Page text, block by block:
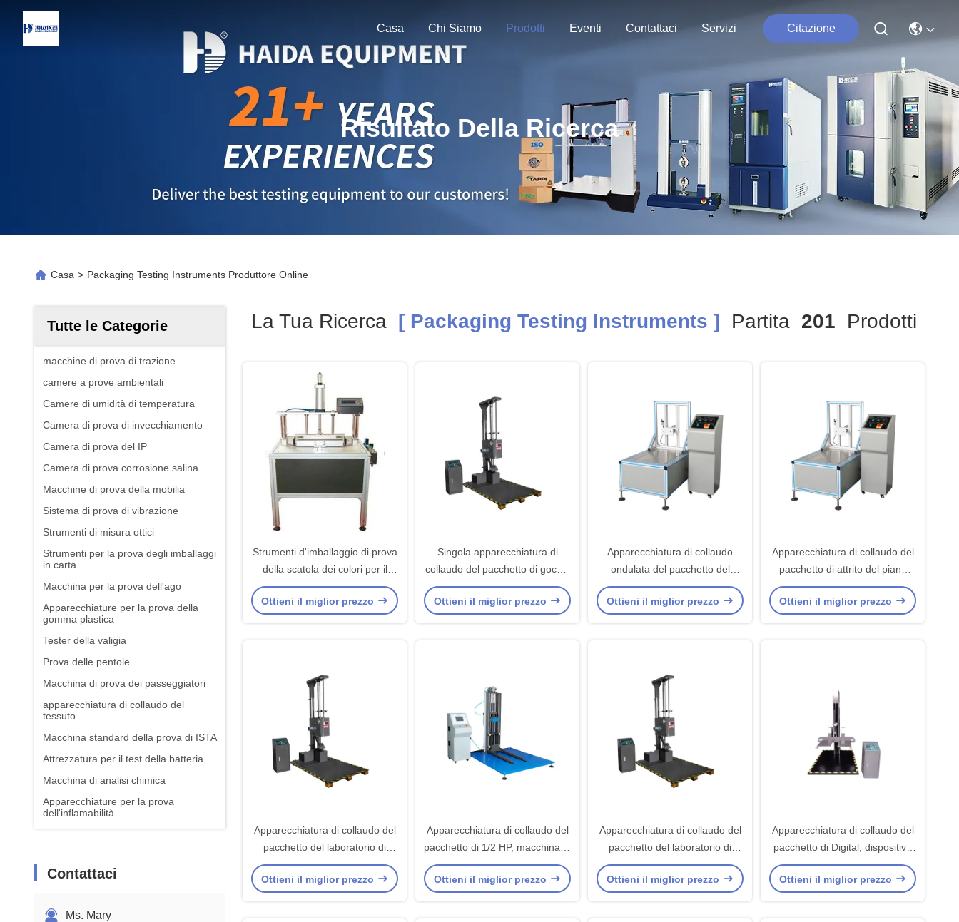
Casa Chi Siamo Prodotti Eventi Contattaci Servizi Citazione
Risultato Della Ricerca
Casa > Packaging Testing Instruments Produttore Online
Tutte le Categorie
macchine di prova di trazione
camere a prove ambientali
Camere di umidità di temperatura
Camera di prova di invecchiamento
Camera di prova del IP
Camera di prova corrosione salina
Macchine di prova della mobilia
Sistema di prova di vibrazione
Strumenti di misura ottici
Strumenti per la prova degli imballaggi
in carta
Macchina per la prova dell'ago
Apparecchiature per la prova della
gomma plastica
Tester della valigia
Prova delle pentole
Macchina di prova dei passeggiatori
apparecchiatura di collaudo del
tessuto
Macchina standard della prova di ISTA
Attrezzatura per il test della batteria
Macchina di analisi chimica
Apparecchiature per la prova
dell'inflamabilità
Contattaci
Ms. Mary
La Tua Ricerca[ Packaging Testing Instruments ] Partita 201 Prodotti
Strumenti d'imballaggio di prova
della scatola dei colori per il
contenitore di biancheria intima
della camicia della scarpa
Ottieni il miglior prezzo
Singola apparecchiatura di
collaudo del pacchetto di goccia
di Digital della colonna con
l'esposizione LCD del touch
Ottieni il miglior prezzo
Apparecchiatura di collaudo
ondulata del pacchetto del
cartone, macchina del tester di
attrito del piano inclinato
Ottieni il miglior prezzo
Apparecchiatura di collaudo del
pacchetto di attrito del piano
inclinato con controllo azionato
a motore
Ottieni il miglior prezzo
Apparecchiatura di collaudo del
pacchetto del laboratorio di
goccia di Digital con la singola
ala
Ottieni il miglior prezzo
Apparecchiatura di collaudo del
pacchetto di 1/2 HP, macchina di
prova di urto di 0-1000mm
Ottieni il miglior prezzo
Apparecchiatura di collaudo del
pacchetto del laboratorio di
goccia di Digital con la singola
ala
Ottieni il miglior prezzo
Apparecchiatura di collaudo del
pacchetto di Digital, dispositivo
della macchina di prova della
goccia di 400-1500mm
Ottieni il miglior prezzo